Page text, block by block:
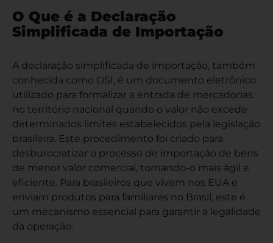
O Que é a Declaração
Simplificada de Importação
A declaração simplificada de importação, também
conhecida como DSI, é um documento eletrônico
utilizado para formalizar a entrada de mercadorias
no território nacional quando o valor não excede
determinados limites estabelecidos pela legislação
brasileira. Este procedimento foi criado para
desburocratizar o processo de importação de bens
de menor valor comercial, tornando-o mais ágil e
eficiente. Para brasileiros que vivem nos EUA e
enviam produtos para familiares no Brasil, este é
um mecanismo essencial para garantir a legalidade
da operação.